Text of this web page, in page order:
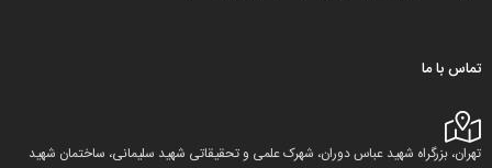
تماس با ما
تهران، بزرگراه شهید عباس دوران، شهرک علمی و تحقیقاتی شهید سلیمانی، ساختمان شهید